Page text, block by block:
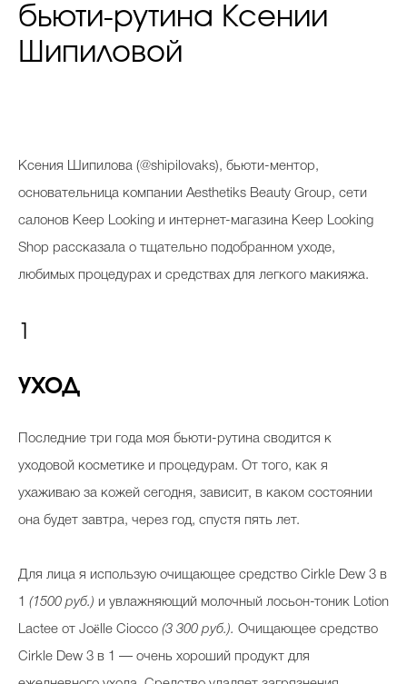
бьюти-рутина Ксении
Шипиловой
Ксения Шипилова (@shipilovaks), бьюти-ментор,
основательница компании Aesthetiks Beauty Group, сети
салонов Keep Looking и интернет-магазина Keep Looking
Shop рассказала о тщательно подобранном уходе,
любимых процедурах и средствах для легкого макияжа.
УХОД
Последние три года моя бьюти-рутина сводится к
уходовой косметике и процедурам. От того, как я
ухаживаю за кожей сегодня, зависит, в каком состоянии
она будет завтра, через год, спустя пять лет.
Для лица я использую очищающее средство Cirkle Dew 3 в
1 (1500 руб.) и увлажняющий молочный лосьон-тоник Lotion
Lactee от Joëlle Ciocco (3 300 руб.). Очищающее средство
Cirkle Dew 3 в 1 — очень хороший продукт для